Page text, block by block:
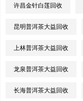
许昌金针白莲回收
昆明普洱茶大益回收
上林普洱茶大益回收
龙泉普洱茶大益回收
长海普洱茶大益回收